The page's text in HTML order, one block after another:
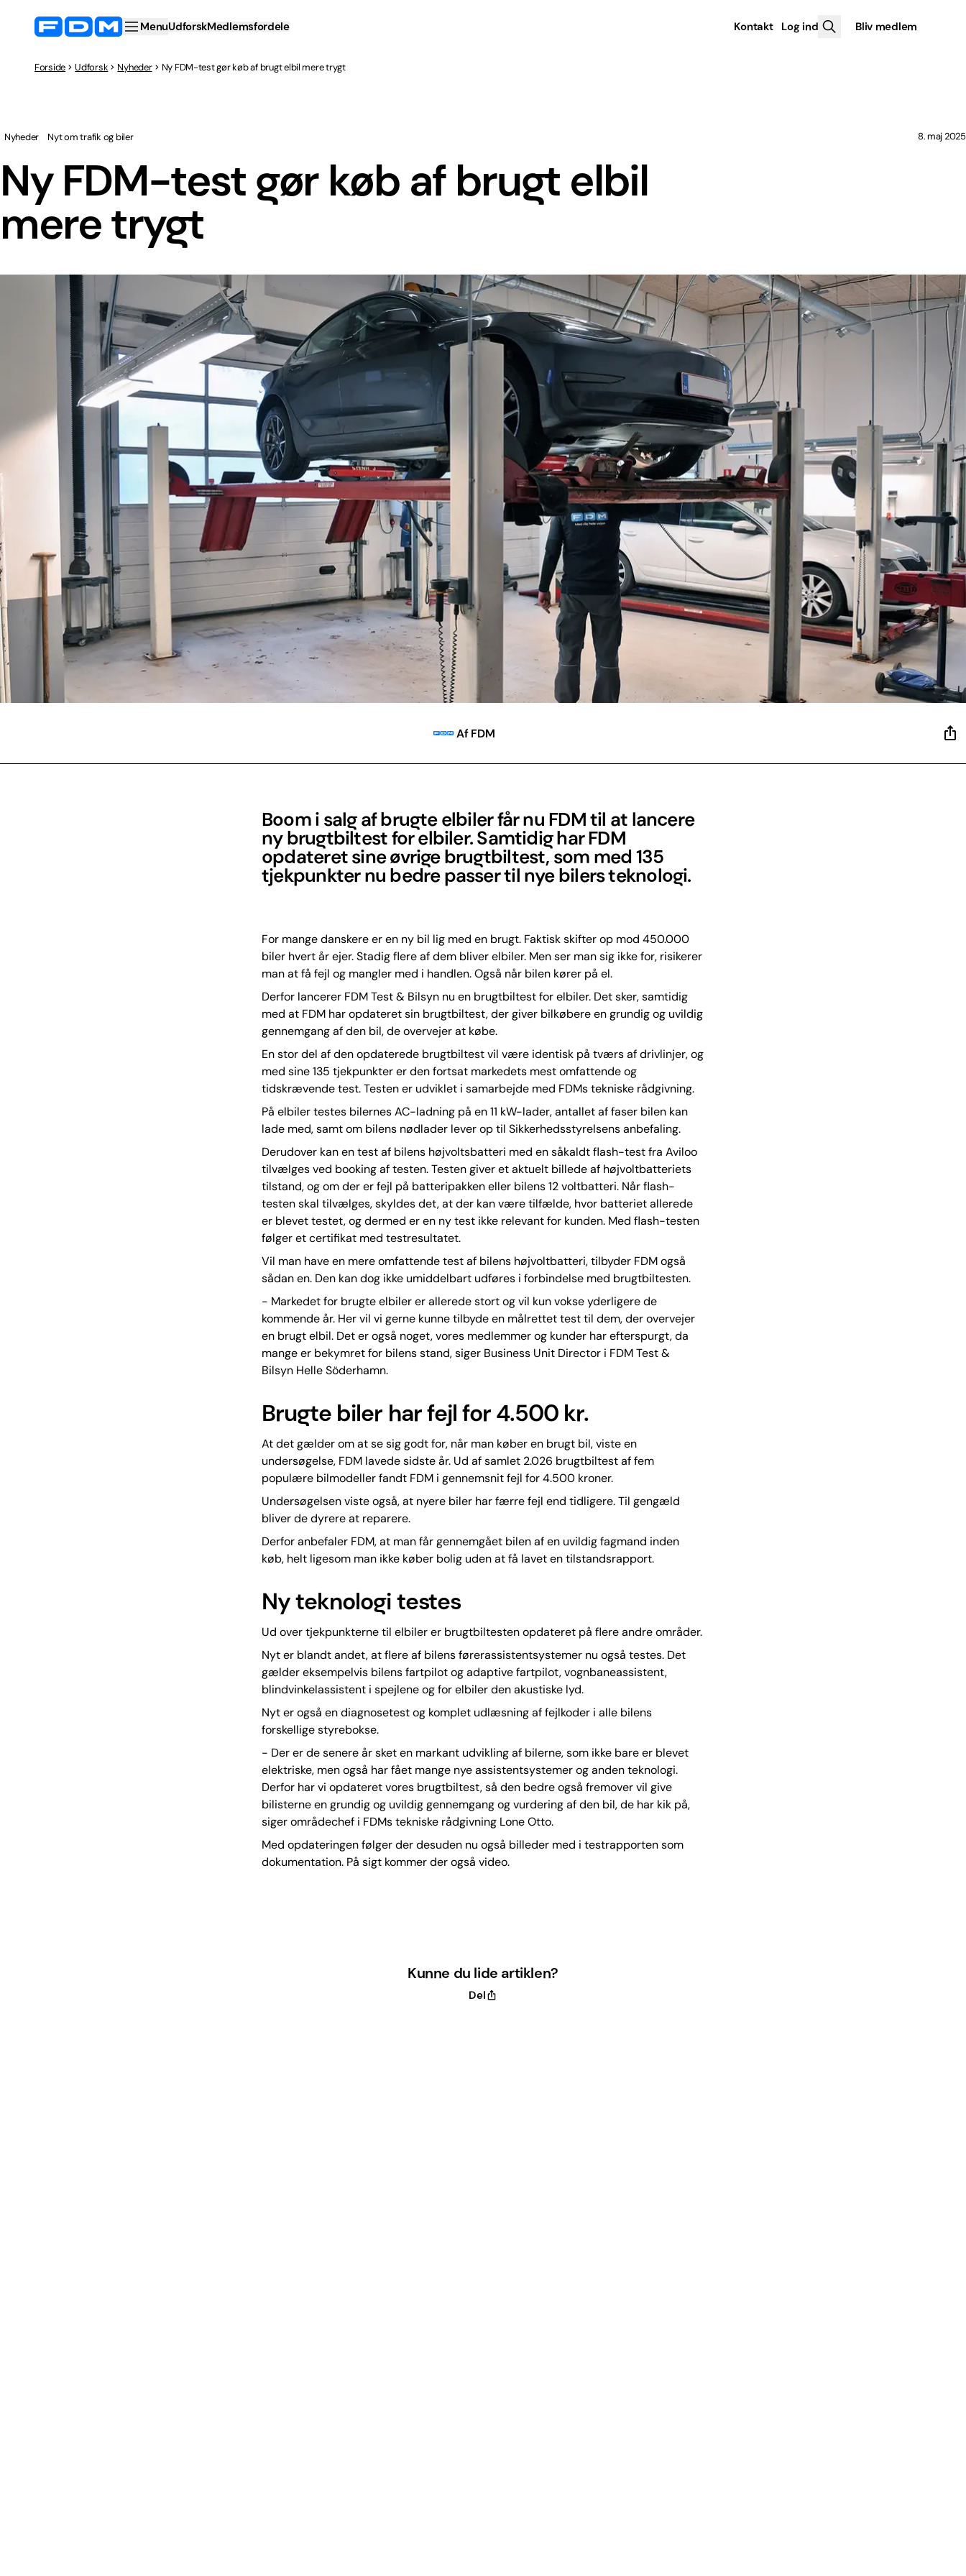
MenuUdforskMedlemsfordele Kontakt Log ind Bliv medlem
Forside Udforsk Nyheder Ny FDM-test gør køb af brugt elbil mere trygt
Ny FDM-test gør køb af brugt elbil
mere trygt
Nyheder Nyt om trafik og biler 8. maj 2025
Af FDM
Boom i salg af brugte elbiler får nu FDM til at lancere
ny brugtbiltest for elbiler. Samtidig har FDM
opdateret sine øvrige brugtbiltest, som med 135
tjekpunkter nu bedre passer til nye bilers teknologi.
For mange danskere er en ny bil lig med en brugt. Faktisk skifter op mod 450.000
biler hvert år ejer. Stadig flere af dem bliver elbiler. Men ser man sig ikke for, risikerer
man at få fejl og mangler med i handlen. Også når bilen kører på el.
Derfor lancerer FDM Test & Bilsyn nu en brugtbiltest for elbiler. Det sker, samtidig
med at FDM har opdateret sin brugtbiltest, der giver bilkøbere en grundig og uvildig
gennemgang af den bil, de overvejer at købe.
En stor del af den opdaterede brugtbiltest vil være identisk på tværs af drivlinjer, og
med sine 135 tjekpunkter er den fortsat markedets mest omfattende og
tidskrævende test. Testen er udviklet i samarbejde med FDMs tekniske rådgivning.
På elbiler testes bilernes AC-ladning på en 11 kW-lader, antallet af faser bilen kan
lade med, samt om bilens nødlader lever op til Sikkerhedsstyrelsens anbefaling.
Derudover kan en test af bilens højvoltsbatteri med en såkaldt flash-test fra Aviloo
tilvælges ved booking af testen. Testen giver et aktuelt billede af højvoltbatteriets
tilstand, og om der er fejl på batteripakken eller bilens 12 voltbatteri. Når flash-
testen skal tilvælges, skyldes det, at der kan være tilfælde, hvor batteriet allerede
er blevet testet, og dermed er en ny test ikke relevant for kunden. Med flash-testen
følger et certifikat med testresultatet.
Vil man have en mere omfattende test af bilens højvoltbatteri, tilbyder FDM også
sådan en. Den kan dog ikke umiddelbart udføres i forbindelse med brugtbiltesten.
- Markedet for brugte elbiler er allerede stort og vil kun vokse yderligere de
kommende år. Her vil vi gerne kunne tilbyde en målrettet test til dem, der overvejer
en brugt elbil. Det er også noget, vores medlemmer og kunder har efterspurgt, da
mange er bekymret for bilens stand, siger Business Unit Director i FDM Test &
Bilsyn Helle Söderhamn.
Brugte biler har fejl for 4.500 kr.
At det gælder om at se sig godt for, når man køber en brugt bil, viste en
undersøgelse, FDM lavede sidste år. Ud af samlet 2.026 brugtbiltest af fem
populære bilmodeller fandt FDM i gennemsnit fejl for 4.500 kroner.
Undersøgelsen viste også, at nyere biler har færre fejl end tidligere. Til gengæld
bliver de dyrere at reparere.
Derfor anbefaler FDM, at man får gennemgået bilen af en uvildig fagmand inden
køb, helt ligesom man ikke køber bolig uden at få lavet en tilstandsrapport.
Ny teknologi testes
Ud over tjekpunkterne til elbiler er brugtbiltesten opdateret på flere andre områder.
Nyt er blandt andet, at flere af bilens førerassistentsystemer nu også testes. Det
gælder eksempelvis bilens fartpilot og adaptive fartpilot, vognbaneassistent,
blindvinkelassistent i spejlene og for elbiler den akustiske lyd.
Nyt er også en diagnosetest og komplet udlæsning af fejlkoder i alle bilens
forskellige styrebokse.
- Der er de senere år sket en markant udvikling af bilerne, som ikke bare er blevet
elektriske, men også har fået mange nye assistentsystemer og anden teknologi.
Derfor har vi opdateret vores brugtbiltest, så den bedre også fremover vil give
bilisterne en grundig og uvildig gennemgang og vurdering af den bil, de har kik på,
siger områdechef i FDMs tekniske rådgivning Lone Otto.
Med opdateringen følger der desuden nu også billeder med i testrapporten som
dokumentation. På sigt kommer der også video.
Kunne du lide artiklen?
Del